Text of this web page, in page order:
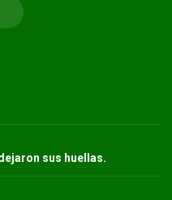
sus huellas.